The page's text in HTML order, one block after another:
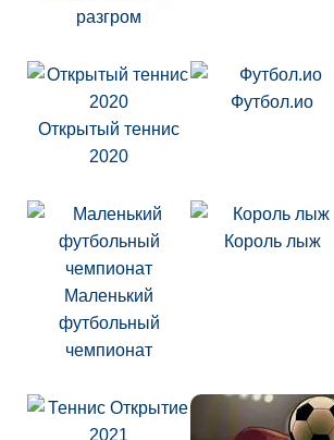
разгром
Открытый теннис
2020
Футбол.ио
Маленький
футбольный
чемпионат
Король лыж